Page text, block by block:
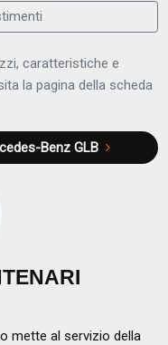
caratteristiche e
la pagina della scheda
Benz GLB
mette al servizio della